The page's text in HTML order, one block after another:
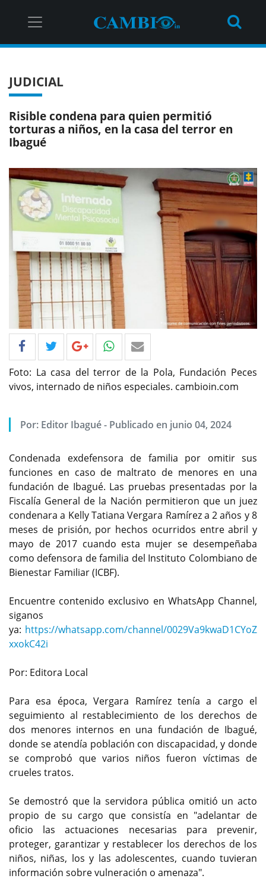
JUDICIAL
Risible condena para quien permitió
torturas a niños, en la casa del terror en
Ibagué
Foto: La casa del terror de la Pola, Fundación Peces
vivos, internado de niños especiales. cambioin.com
Por: Editor Ibagué - Publicado en junio 04, 2024
Condenada exdefensora de familia por omitir sus
funciones en caso de maltrato de menores en una
fundación de Ibagué. Las pruebas presentadas por la
Fiscalía General de la Nación permitieron que un juez
condenara a Kelly Tatiana Vergara Ramírez a 2 años y 8
meses de prisión, por hechos ocurridos entre abril y
mayo de 2017 cuando esta mujer se desempeñaba
como defensora de familia del Instituto Colombiano de
Bienestar Familiar (ICBF).
Encuentre contenido exclusivo en WhatsApp Channel,
siganos
ya: https://whatsapp.com/channel/0029Va9kwaD1CYoZ
xxokC42i
Por: Editora Local
Para esa época, Vergara Ramírez tenía a cargo el
seguimiento al restablecimiento de los derechos de
dos menores internos en una fundación de Ibagué,
donde se atendía población con discapacidad, y donde
se comprobó que varios niños fueron víctimas de
crueles tratos.
Se demostró que la servidora pública omitió un acto
propio de su cargo que consistía en "adelantar de
oficio las actuaciones necesarias para prevenir,
proteger, garantizar y restablecer los derechos de los
niños, niñas, los y las adolescentes, cuando tuvieran
información sobre vulneración o amenaza".